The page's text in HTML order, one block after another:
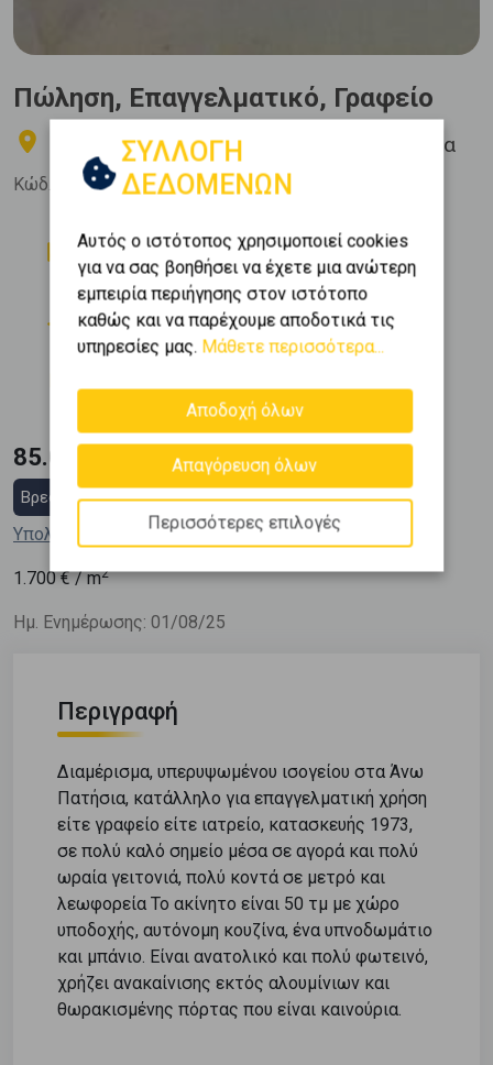
Πώληση, Επαγγελματικό, Γραφείο
Άνω Πατήσια - Κυπριάδου - Άνω Πατήσια
Κώδ. Ακινήτου:411159
Δωμάτια
1
Μπάνια
1
Όροφος
0 (Υπερυψ. Ισόγειο)
Εμβαδόν
50 m2
1973
85.000 €
Βρες στεγαστικό δάνειο
Υπολόγισε τη δόση μου
1.700€ / m2
Ημ. Ενημέρωσης: 01/08/25
Περιγραφή
Διαμέρισμα, υπερυψωμένου ισογείου στα Άνω
Πατήσια, κατάλληλο για επαγγελματική χρήση
είτε γραφείο είτε ιατρείο, κατασκευής 1973,
σε πολύ καλό σημείο μέσα σε αγορά και πολύ
ωραία γειτονιά, πολύ κοντά σε μετρό και
λεωφορεία Το ακίνητο είναι 50 τμ με χώρο
υποδοχής, αυτόνομη κουζίνα, ένα υπνοδωμάτιο
και μπάνιο. Είναι ανατολικό και πολύ φωτεινό,
χρήζει ανακαίνισης εκτός αλουμίνιων και
θωρακισμένης πόρτας που είναι καινούρια.
ΣΥΛΛΟΓΗ
ΔΕΔΟΜΕΝΩΝ
Αυτός ο ιστότοπος χρησιμοποιεί cookies
για να σας βοηθήσει να έχετε μια ανώτερη
εμπειρία περιήγησης στον ιστότοπο
καθώς και να παρέχουμε αποδοτικά τις
υπηρεσίες μας. Μάθετε περισσότερα...
Αποδοχή όλων
Απαγόρευση όλων
Περισσότερες επιλογές